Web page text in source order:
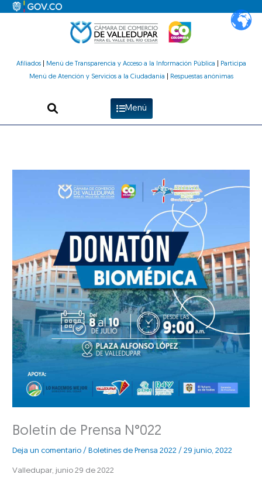
Afiliados| Menú de Transparencia y Acceso a la Información Pública
Participa
Menú de Atención y Servicios a la Ciudadanía
Respuestas anónimas
Menú
Boletín de Prensa N°022
Deja un comentario / Boletines de Prensa 2022 /29 junio, 2022
Valledupar, junio 29 de 2022